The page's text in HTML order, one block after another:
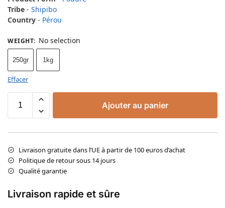
Tribe - Shipibo
Country - Pérou
WEIGHT: No selection
250gr 1kg
Effacer
Ajouter au panier
Livraison gratuite dans l’UE à partir de 100 euros d’achat
Politique de retour sous 14 jours
Qualité garantie
Livraison rapide et sûre